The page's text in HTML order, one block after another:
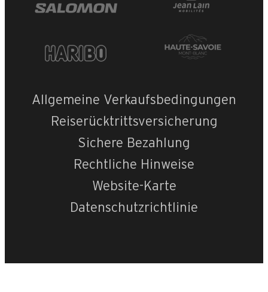
Allgemeine Verkaufsbedingungen
Reiserücktrittsversicherung
Sichere Bezahlung
Rechtliche Hinweise
Website-Karte
Datenschutzrichtlinie